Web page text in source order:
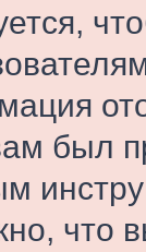
был
что